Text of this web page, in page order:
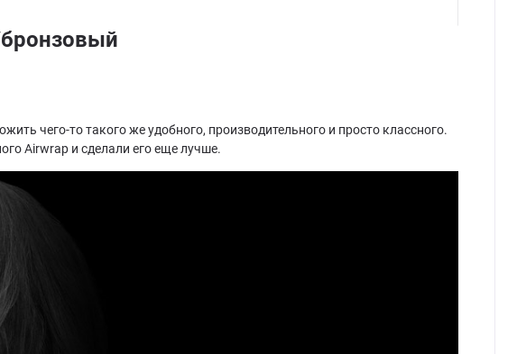
чего-то такого же удобного, производительного и просто классного.
Airwrap и сделали его еще лучше.